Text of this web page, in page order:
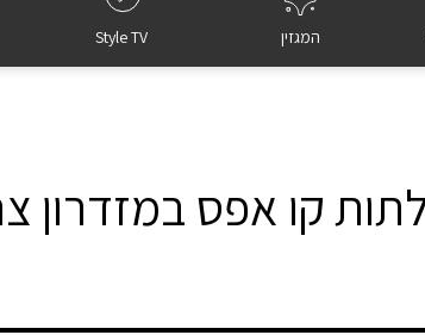
המגזין Style TV
קו אפס במזדרון